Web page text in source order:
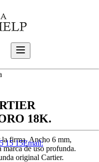
15 15Email:
18K.
la firma. Ancho 6 mm,
marca de uso profunda.
original Cartier.